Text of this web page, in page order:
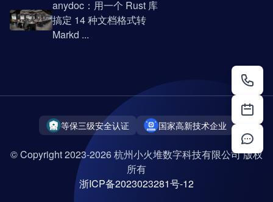
anydoc：用一个 Rust 库
搞定 14 种文档格式转
Markd ...
等保三级安全认证 国家高新技术企业
© Copyright 2023-2026 杭州小火堆数字科技有限公司 版权
所有
浙ICP备2023023281号-12